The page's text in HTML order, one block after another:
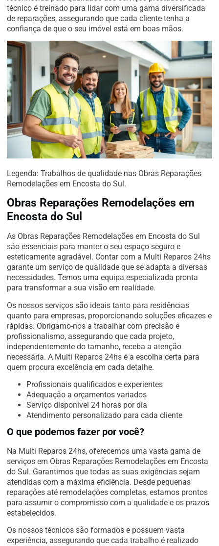
técnico é treinado para lidar com uma gama diversificada
de reparações, assegurando que cada cliente tenha a
confiança de que o seu imóvel está em boas mãos.
Legenda: Trabalhos de qualidade nas Obras Reparações
Remodelações em Encosta do Sul.
Obras Reparações Remodelações em
Encosta do Sul
As Obras Reparações Remodelações em Encosta do Sul
são essenciais para manter o seu espaço seguro e
esteticamente agradável. Contar com a Multi Reparos 24hs
garante um serviço de qualidade que se adapta a diversas
necessidades. Temos uma equipa especializada pronta
para transformar a sua visão em realidade.
Os nossos serviços são ideais tanto para residências
quanto para empresas, proporcionando soluções eficazes e
rápidas. Obrigamo-nos a trabalhar com precisão e
profissionalismo, assegurando que cada projeto,
independentemente do tamanho, receba a atenção
necessária. A Multi Reparos 24hs é a escolha certa para
quem procura excelência em cada detalhe.
Profissionais qualificados e experientes
Adequação a orçamentos variados
Serviço disponível 24 horas por dia
Atendimento personalizado para cada cliente
O que podemos fazer por você?
Na Multi Reparos 24hs, oferecemos uma vasta gama de
serviços em Obras Reparações Remodelações em Encosta
do Sul. Garantimos que todas as suas exigências sejam
atendidas com a máxima eficiência. Desde pequenas
reparações até remodelações completas, estamos prontos
para assumir o compromisso com a qualidade e os prazos
estabelecidos.
Os nossos técnicos são formados e possuem vasta
experiência, assegurando que cada trabalho é realizado